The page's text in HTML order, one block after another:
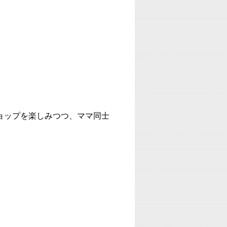
ップを楽しみつつ、ママ同士